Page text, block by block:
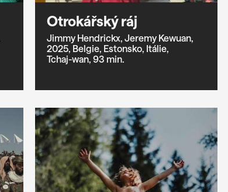
Otrokářský ráj
Jimmy Hendrickx, Jeremy Kewuan,
2025, Belgie, Estonsko, Itálie,
Tchaj-wan, 93 min.